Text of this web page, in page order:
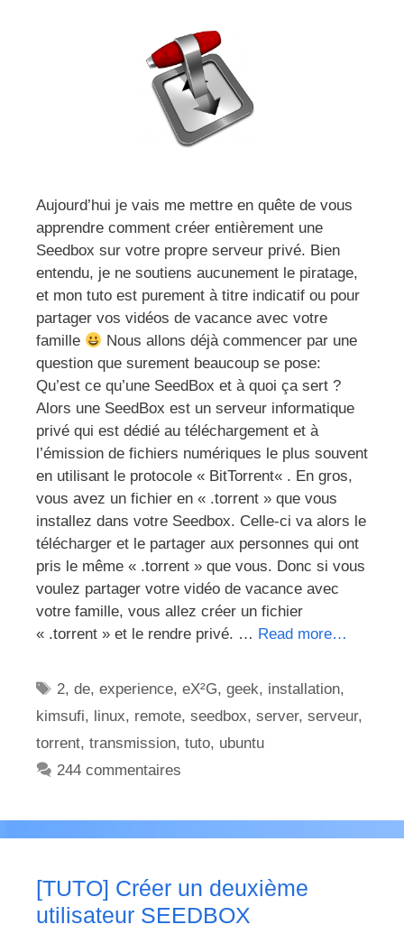
Aujourd’hui je vais me mettre en quête de vous
apprendre comment créer entièrement une
Seedbox sur votre propre serveur privé. Bien
entendu, je ne soutiens aucunement le piratage,
et mon tuto est purement à titre indicatif ou pour
partager vos vidéos de vacance avec votre
famille
Nous allons déjà commencer par une
question que surement beaucoup se pose:
Qu’est ce qu’une SeedBox et à quoi ça sert ?
Alors une SeedBox est un serveur informatique
privé qui est dédié au téléchargement et à
l’émission de fichiers numériques le plus souvent
en utilisant le protocole « BitTorrent« . En gros,
vous avez un fichier en « .torrent » que vous
installez dans votre Seedbox. Celle-ci va alors le
télécharger et le partager aux personnes qui ont
pris le même « .torrent » que vous. Donc si vous
voulez partager votre vidéo de vacance avec
votre famille, vous allez créer un fichier
« .torrent » et le rendre privé. … Read more…
Étiquettes
2,de,experience,eX²G,geek, installation,
kimsufi, linux, remote, seedbox, server, serveur,
torrent, transmission, tuto, ubuntu
244 commentaires
[TUTO] Créer un deuxième
utilisateur SEEDBOX